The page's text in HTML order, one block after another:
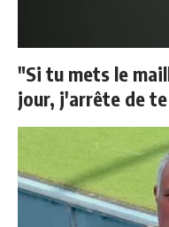
"Si tu mets le
jour, j'arrête de